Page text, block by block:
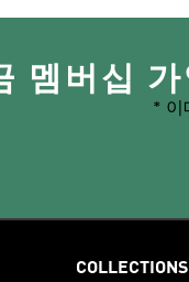
멤버십
* 이
COLLECTIONS